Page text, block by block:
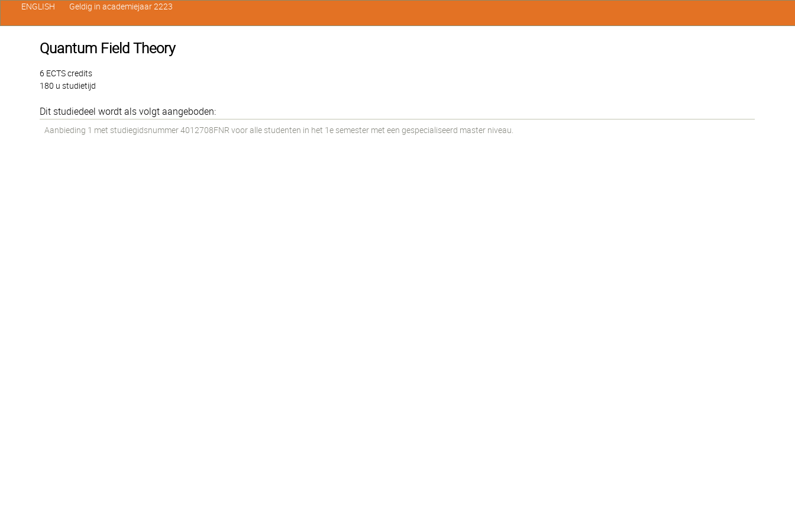
Quantum Field Theory
6 ECTS credits
180 u studietijd
Dit studiedeel wordt als volgt aangeboden:
Aanbieding 1 met studiegidsnummer 4012708FNR voor alle studenten in het 1e semester met een gespecialiseerd master niveau.
ENGLISH Geldig in academiejaar 2223